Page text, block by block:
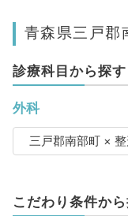
青森県三戸郡
診療科目から探す
外科
三戸郡南部町 ×
こだわり条件か